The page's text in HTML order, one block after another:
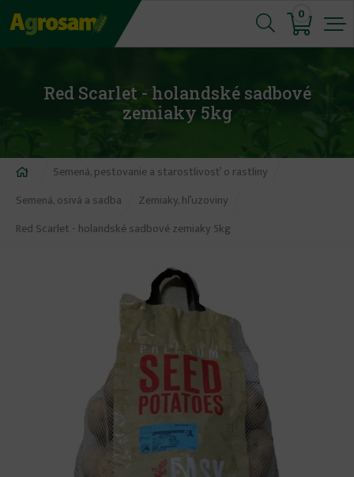
Jump
to
0
Red Scarlet - holandské sadbové
zemiaky 5kg
Nachádzate
sa
tu
Semená, pestovanie a starostlivosť o rastliny
Semená, osivá a sadba
Zemiaky, hľuzoviny
Red Scarlet - holandské sadbové zemiaky 5kg